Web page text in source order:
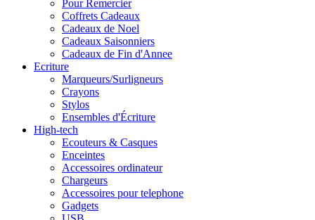
Pour Remercier
Coffrets Cadeaux
Cadeaux de Noel
Cadeaux Saisonniers
Cadeaux de Fin d'Annee
Ecriture
Marqueurs/Surligneurs
Crayons
Stylos
Ensembles d'Écriture
High-tech
Ecouteurs & Casques
Enceintes
Accessoires ordinateur
Chargeurs
Accessoires pour telephone
Gadgets